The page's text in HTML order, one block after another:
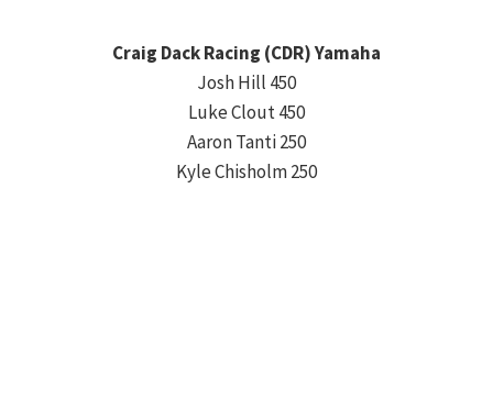
Craig Dack Racing (CDR) Yamaha
Josh Hill 450
Luke Clout 450
Aaron Tanti 250
Kyle Chisholm 250